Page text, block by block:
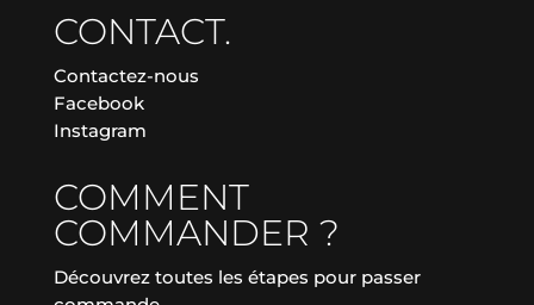
CONTACT.
Contactez-nous
Facebook
Instagram
COMMENT
COMMANDER ?
Découvrez toutes les étapes pour passer